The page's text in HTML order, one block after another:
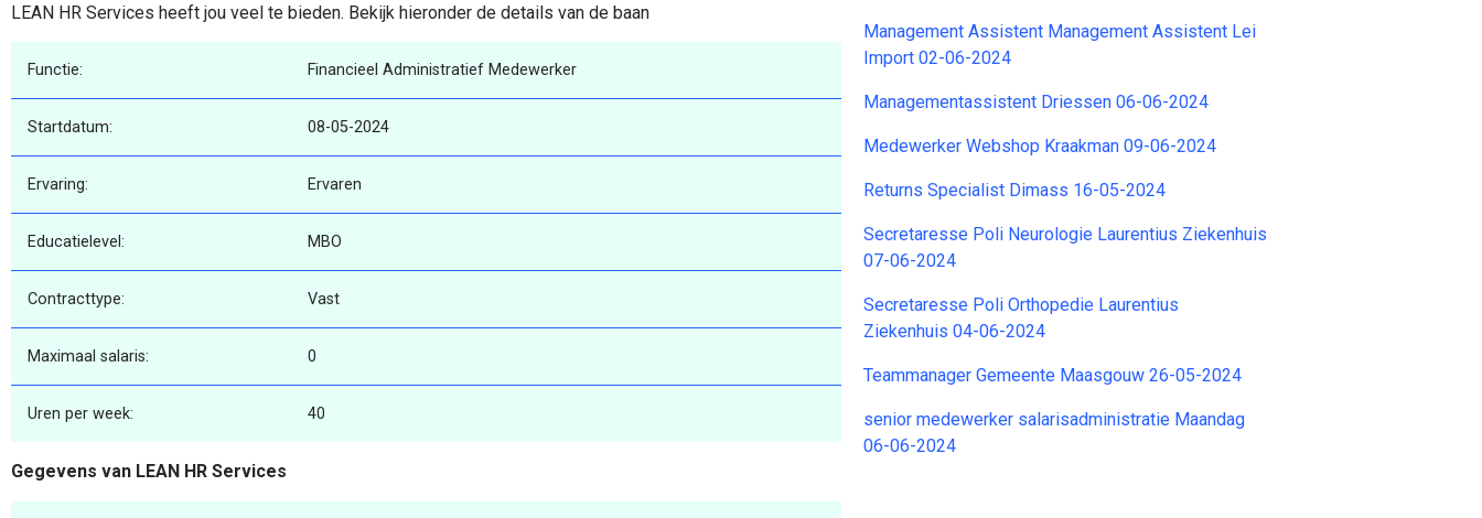
LEAN HR Services heeft jou veel te bieden. Bekijk hieronder de details van de baan
Functie: Financieel Administratief Medewerker
Startdatum: 08-05-2024
Ervaring: Ervaren
Educatielevel: MBO
Contracttype: Vast
Maximaal salaris: 0
Uren per week: 40
Gegevens van LEAN HR Services
Management Assistent Management Assistent Lei
Import 02-06-2024
Managementassistent Driessen 06-06-2024
Medewerker Webshop Kraakman 09-06-2024
Returns Specialist Dimass 16-05-2024
Secretaresse Poli Neurologie Laurentius Ziekenhuis
07-06-2024
Secretaresse Poli Orthopedie Laurentius
Ziekenhuis 04-06-2024
Teammanager Gemeente Maasgouw 26-05-2024
senior medewerker salarisadministratie Maandag
06-06-2024